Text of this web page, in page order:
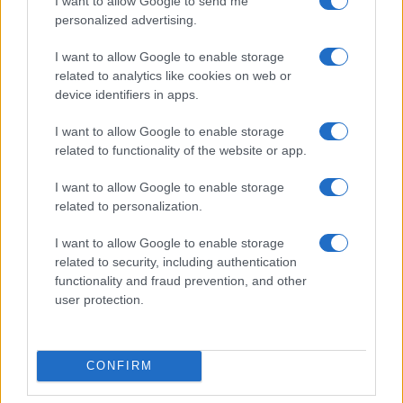
personalized advertising.
I want to allow Google to enable storage
related to analytics like cookies on web or
device identifiers in apps.
I want to allow Google to enable storage
related to functionality of the website or app.
I want to allow Google to enable storage
related to personalization.
I want to allow Google to enable storage
related to security, including authentication
functionality and fraud prevention, and other
user protection.
CONFIRM
Proprio per questa ragione, accostare l’Italia degli
anni ’30 e ’40 all’Italia di oggi è un esercizio
chi ha combattuto il fascismo al prezzo della
propria vita.
La minaccia dei totalitarismi di
oggi
Eppure, se proprio volessimoattualizzare la
lotta partigiana, dovremmo volgere lo sguardo
accadendo ad appena due mila chilometri da
Roma. Giusto celebrare la Resistenza di ieri e